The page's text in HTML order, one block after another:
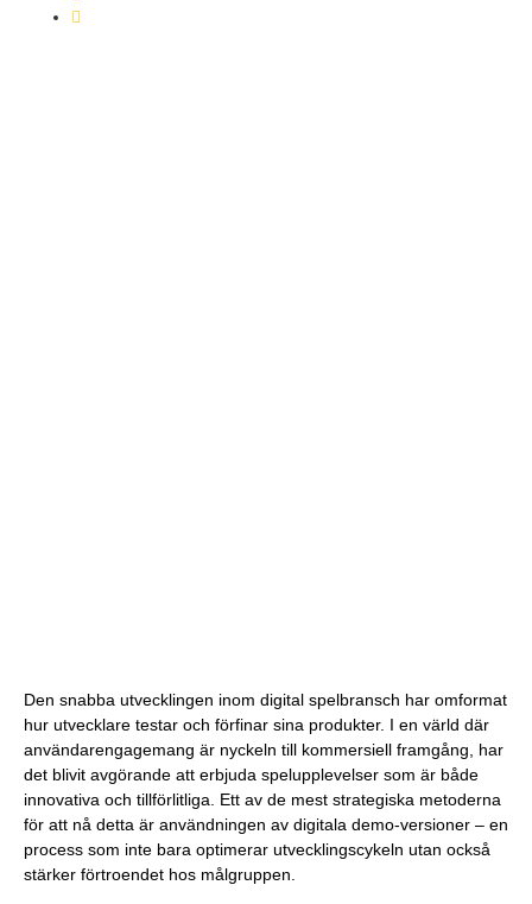
Den snabba utvecklingen inom digital spelbransch har omformat
hur utvecklare testar och förfinar sina produkter. I en värld där
användarengagemang är nyckeln till kommersiell framgång, har
det blivit avgörande att erbjuda spelupplevelser som är både
innovativa och tillförlitliga. Ett av de mest strategiska metoderna
för att nå detta är användningen av digitala demo-versioner – en
process som inte bara optimerar utvecklingscykeln utan också
stärker förtroendet hos målgruppen.